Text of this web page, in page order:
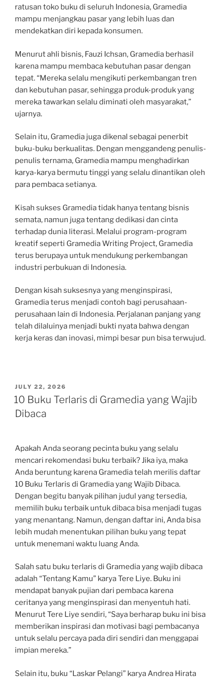
ratusan toko buku di seluruh Indonesia, Gramedia
mampu menjangkau pasar yang lebih luas dan
mendekatkan diri kepada konsumen.
Menurut ahli bisnis, Fauzi Ichsan, Gramedia berhasil
karena mampu membaca kebutuhan pasar dengan
tepat. “Mereka selalu mengikuti perkembangan tren
dan kebutuhan pasar, sehingga produk-produk yang
mereka tawarkan selalu diminati oleh masyarakat,”
ujarnya.
Selain itu, Gramedia juga dikenal sebagai penerbit
buku-buku berkualitas. Dengan menggandeng penulis-
penulis ternama, Gramedia mampu menghadirkan
karya-karya bermutu tinggi yang selalu dinantikan oleh
para pembaca setianya.
Kisah sukses Gramedia tidak hanya tentang bisnis
semata, namun juga tentang dedikasi dan cinta
terhadap dunia literasi. Melalui program-program
kreatif seperti Gramedia Writing Project, Gramedia
terus berupaya untuk mendukung perkembangan
industri perbukuan di Indonesia.
Dengan kisah suksesnya yang menginspirasi,
Gramedia terus menjadi contoh bagi perusahaan-
perusahaan lain di Indonesia. Perjalanan panjang yang
telah dilaluinya menjadi bukti nyata bahwa dengan
kerja keras dan inovasi, mimpi besar pun bisa terwujud.
POSTED
ON
JULY 22, 2026
10 Buku Terlaris di Gramedia yang Wajib
Dibaca
Apakah Anda seorang pecinta buku yang selalu
mencari rekomendasi buku terbaik? Jika iya, maka
Anda beruntung karena Gramedia telah merilis daftar
10 Buku Terlaris di Gramedia yang Wajib Dibaca.
Dengan begitu banyak pilihan judul yang tersedia,
memilih buku terbaik untuk dibaca bisa menjadi tugas
yang menantang. Namun, dengan daftar ini, Anda bisa
lebih mudah menentukan pilihan buku yang tepat
untuk menemani waktu luang Anda.
Salah satu buku terlaris di Gramedia yang wajib dibaca
adalah “Tentang Kamu” karya Tere Liye. Buku ini
mendapat banyak pujian dari pembaca karena
ceritanya yang menginspirasi dan menyentuh hati.
Menurut Tere Liye sendiri, “Saya berharap buku ini bisa
memberikan inspirasi dan motivasi bagi pembacanya
untuk selalu percaya pada diri sendiri dan menggapai
impian mereka.”
Selain itu, buku “Laskar Pelangi” karya Andrea Hirata